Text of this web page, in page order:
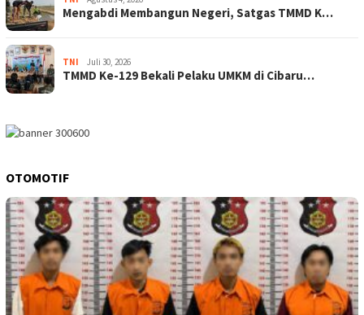
Mengabdi Membangun Negeri, Satgas TMMD K…
TNI Juli 30, 2026
TMMD Ke-129 Bekali Pelaku UMKM di Cibaru…
OTOMOTIF